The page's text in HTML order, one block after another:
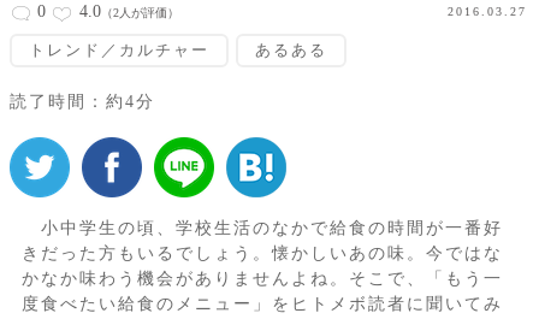
0 4.0 （2人が評価） 2016.03.27
トレンド／カルチャー あるある
読了時間：約4分
小中学生の頃、学校生活のなかで給食の時間が一番好
きだった方もいるでしょう。懐かしいあの味。今ではな
かなか味わう機会がありませんよね。そこで、「もう一
度食べたい給食のメニュー」をヒトメボ読者に聞いてみ